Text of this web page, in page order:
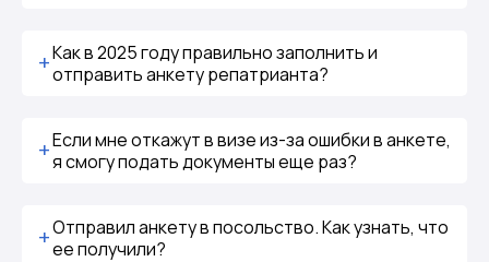
Как в 2025 году правильно заполнить и
отправить анкету репатрианта?
Если мне откажут в визе из-за ошибки в анкете,
я смогу подать документы еще раз?
Отправил анкету в посольство. Как узнать, что
ее получили?